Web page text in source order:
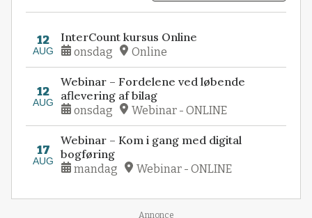
12
AUG
InterCount kursus Online
onsdag Online
12
AUG
Webinar – Fordelene ved løbende
aflevering af bilag
onsdag Webinar - ONLINE
17
AUG
Webinar – Kom i gang med digital
bogføring
mandag Webinar - ONLINE
Annonce